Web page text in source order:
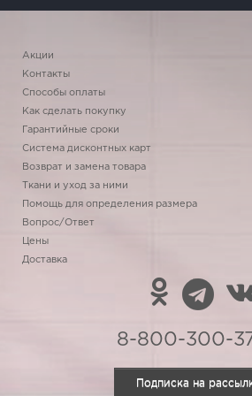
Акции
Контакты
Способы оплаты
Как сделать покупку
Гарантийные сроки
Система дисконтных карт
Возврат и замена товара
Ткани и уход за ними
Помощь для определения размера
Вопрос/Ответ
Цены
Доставка
8-800-300-
Подписка на